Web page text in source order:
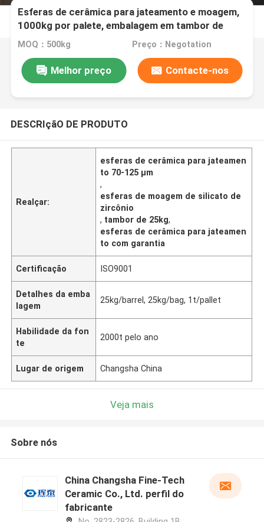
Esferas de cerâmica para jateamento e moagem,
1000kg por palete, embalagem em tambor de
25kg, 70-125 µm B120
MOQ：500kg Preço：Negotation
Melhor preço Contacte-nos
DESCRIçãO DE PRODUTO
Realçar:
esferas de cerâmica para jateamen
to 70-125 µm
,
esferas de moagem de silicato de
zircônio
, tambor de 25kg,
esferas de cerâmica para jateamen
to com garantia
Certificação ISO9001
Detalhes da emba
lagem
25kg/barrel, 25kg/bag, 1t/pallet
Habilidade da fon
te
2000t pelo ano
Lugar de origem Changsha China
Veja mais
Sobre nós
China Changsha Fine-Tech
Ceramic Co., Ltd. perfil do
fabricante